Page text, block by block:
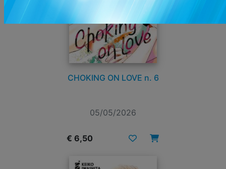
CHOKING ON LOVE n. 6
05/05/2026
€ 6,50